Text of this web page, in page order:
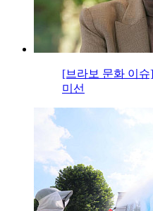
[브라보 문화 이
미선